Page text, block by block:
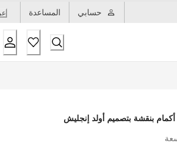
حسابي المساعدة
أكمام بنقشة بتصميم أولد إنجليش